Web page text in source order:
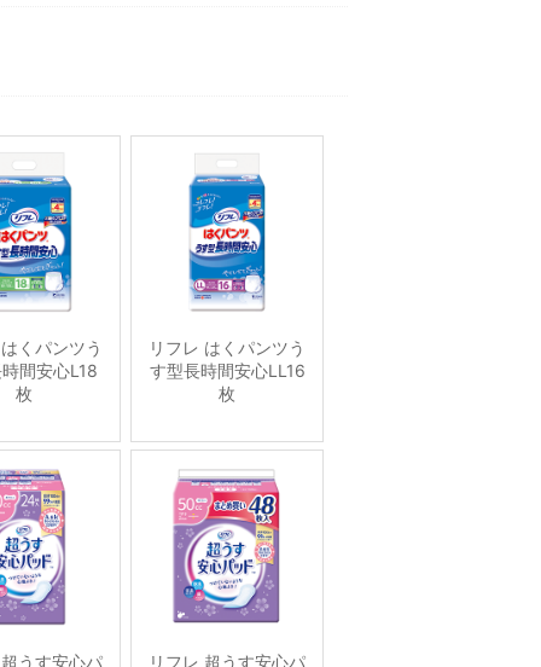
くパンツう
間安心L18
枚
リフレ はくパンツう
す型長時間安心LL16
枚
うす安心パ
リフレ 超うす安心パ